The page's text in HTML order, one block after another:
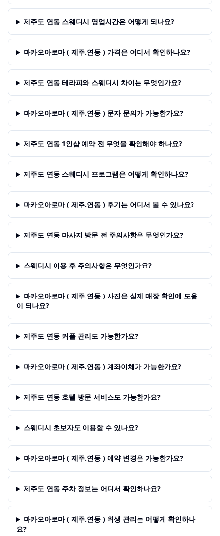
제주도 연동 스웨디시 영업시간은 어떻게 되나요?
마카오아로마 ( 제주.연동 ) 가격은 어디서 확인하나요?
제주도 연동 테라피와 스웨디시 차이는 무엇인가요?
마카오아로마 ( 제주.연동 ) 문자 문의가 가능한가요?
제주도 연동 1인샵 예약 전 무엇을 확인해야 하나요?
제주도 연동 스웨디시 프로그램은 어떻게 확인하나요?
마카오아로마 ( 제주.연동 ) 후기는 어디서 볼 수 있나요?
제주도 연동 마사지 방문 전 주의사항은 무엇인가요?
스웨디시 이용 후 주의사항은 무엇인가요?
마카오아로마 ( 제주.연동 ) 사진은 실제 매장 확인에 도움
이 되나요?
제주도 연동 커플 관리도 가능한가요?
마카오아로마 ( 제주.연동 ) 계좌이체가 가능한가요?
제주도 연동 호텔 방문 서비스도 가능한가요?
스웨디시 초보자도 이용할 수 있나요?
마카오아로마 ( 제주.연동 ) 예약 변경은 가능한가요?
제주도 연동 주차 정보는 어디서 확인하나요?
마카오아로마 ( 제주.연동 ) 위생 관리는 어떻게 확인하나
요?